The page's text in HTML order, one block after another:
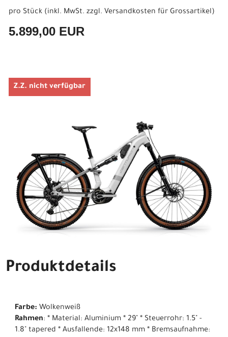
pro Stück (inkl. MwSt. zzgl. Versandkosten für Grossartikel)
5.899,00 EUR
Z.Z. nicht verfügbar
Produktdetails
Farbe: Wolkenweiß
Rahmen: * Material: Aluminium * 29" * Steuerrohr: 1.5" -
1.8" tapered * Ausfallende: 12x148 mm * Bremsaufnahme: